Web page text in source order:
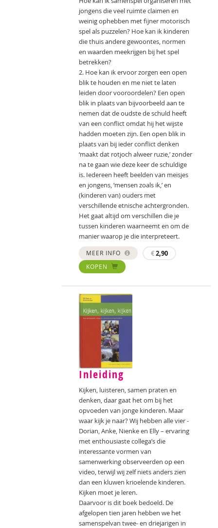
jongens die veel ruimte claimen en
weinig ophebben met fijner motorisch
spel als puzzelen? Hoe kan ik kinderen
die thuis andere gewoontes, normen
en waarden meekrijgen bij het spel
betrekken?
2. Hoe kan ik ervoor zorgen een open
blik te houden en me niet te laten
leiden door vooroordelen? Een open
blik in plaats van bijvoorbeeld aan te
nemen dat de oudste de schuld heeft
van een conflict omdat hij het wijste
hadden moeten zijn. Een open blik in
plaats van bij ieder conflict denken
‘maakt dat rotjoch alweer ruzie,’ zonder
na te gaan wie deze keer de schuldige
is. Iedereen heeft beelden van meisjes
en jongens, ‘mensen zoals ik,’ en
(kinderen van) ouders met
verschillende etnische achtergronden.
Het gaat altijd om verschillen die je
tussen kinderen waarneemt en om de
manier waarop je die interpreteert.
MEER INFO €2,90
KOPEN
Inleiding
Kijken, luisteren, samen praten en
denken, daar gaat het om bij het
opvoeden van jonge kinderen. Maar
waar kijk je naar? Wij hebben alle vier -
Dorian, Anke, Nienke en Elly – ervaring
met enthousiaste collega’s die
interessante vormen van
samenwerking observeerden op een
video, terwijl wij zelf niets anders zien
dan een kluwen krioelende kinderen.
Kijken moet je leren.
Daarvoor is dit boek bedoeld. De
afgelopen tien jaren hebben we het
samenspelvan twee- en driejarigen in